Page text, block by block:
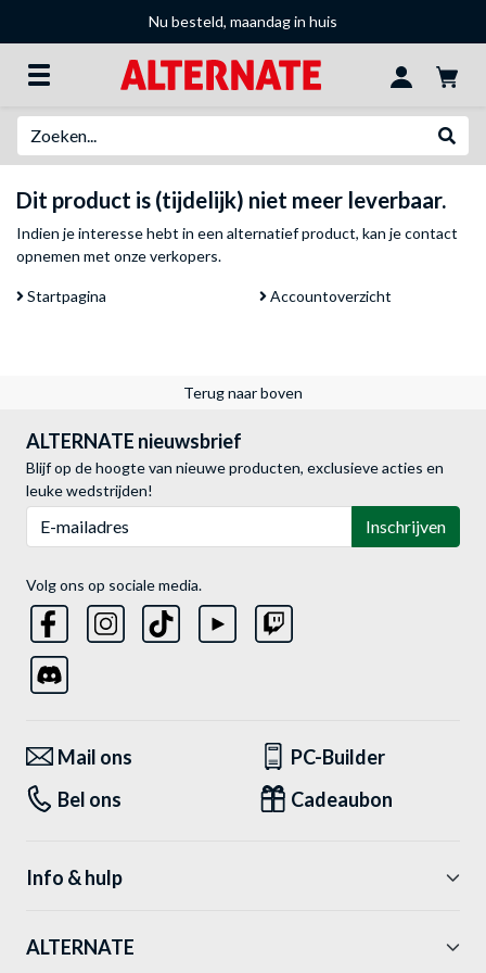
Nu besteld, maandag in huis
Dit product is (tijdelijk) niet meer leverbaar.
Indien je interesse hebt in een alternatief product, kan jecontact
opnemen met onze verkopers.
Startpagina Accountoverzicht
Terug naar boven
ALTERNATE nieuwsbrief
Blijf op de hoogte van nieuwe producten, exclusieve acties en
leuke wedstrijden!
Inschrijven
Volg ons op sociale media.
Mail ons
PC-Builder
Bel ons
Cadeaubon
Info & hulp
ALTERNATE